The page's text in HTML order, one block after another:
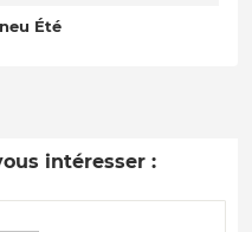
Été
intéresser :